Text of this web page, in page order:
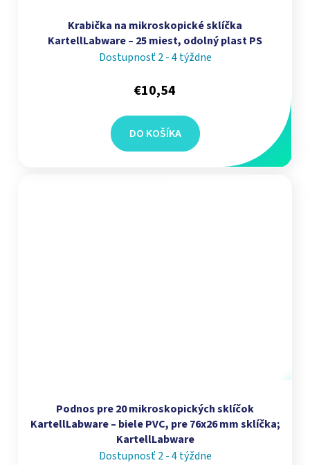
Krabička na mikroskopické sklíčka
KartellLabware – 25 miest, odolný plast PS
Dostupnosť 2 - 4 týždne
€10,54
DO KOŠÍKA
Podnos pre 20 mikroskopických sklíčok
KartellLabware – biele PVC, pre 76x26 mm sklíčka;
KartellLabware
Dostupnosť 2 - 4 týždne